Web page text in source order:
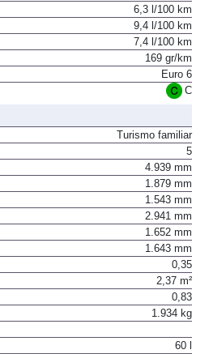
6,3 l/100 km
9,4 l/100 km
7,4 l/100 km
169 gr/km
Euro 6
C
Turismo familiar
5
4.939 mm
1.879 mm
1.543 mm
2.941 mm
1.652 mm
1.643 mm
0,35
2,37 m²
0,83
1.934 kg
60 l